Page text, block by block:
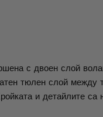
с двоен слой
тюлен слой
и детайлите са